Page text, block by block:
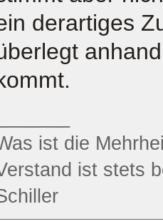
derartiges
ist die
ist stets